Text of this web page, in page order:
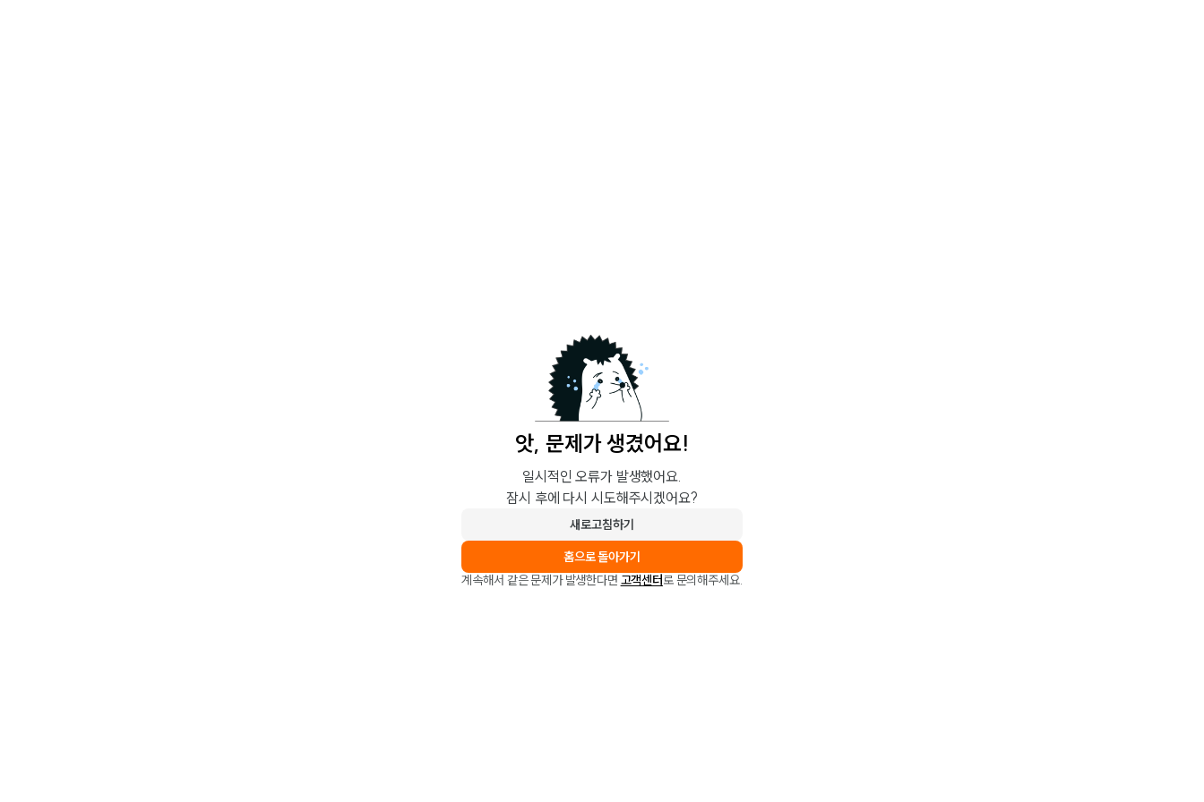
앗, 문제가 생겼어요!
일시적인 오류가 발생했어요.
잠시 후에 다시 시도해주시겠어요?
새로고침하기
홈으로 돌아가기
계속해서 같은 문제가 발생한다면 고객센터로 문의해주세요.